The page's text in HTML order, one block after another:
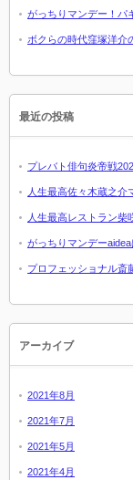
がっちりマンデー！パ
ボクらの時代窪塚洋介
最近の投稿
プレバト俳句炎帝戦
人生最高佐々木蔵之介
人生最高レストラン
がっちりマンデー
プロフェッショナル斎
アーカイブ
2021年8月
2021年7月
2021年5月
2021年4月